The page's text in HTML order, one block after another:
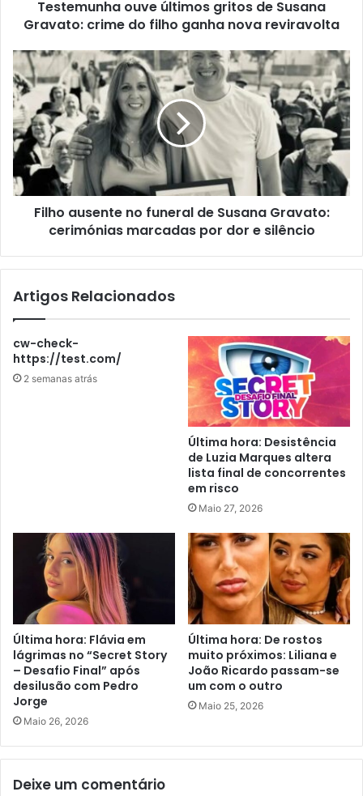
Testemunha ouve últimos gritos de Susana
Gravato: crime do filho ganha nova reviravolta
Filho ausente no funeral de Susana Gravato:
cerimónias marcadas por dor e silêncio
Artigos Relacionados
cw-check-
https://test.com/
2 semanas atrás
Última hora: Desistência
de Luzia Marques altera
lista final de concorrentes
em risco
Maio 27, 2026
Última hora: Flávia em
lágrimas no “Secret Story
– Desafio Final” após
desilusão com Pedro
Jorge
Maio 26, 2026
Última hora: De rostos
muito próximos: Liliana e
João Ricardo passam-se
um com o outro
Maio 25, 2026
Deixe um comentário